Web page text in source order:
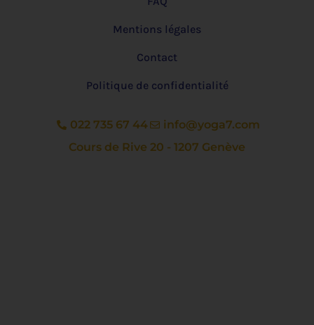
Mentions légales
Contact
Politique de confidentialité
022 735 67 44
info@yoga7.com
Cours de Rive 20 - 1207 Genève